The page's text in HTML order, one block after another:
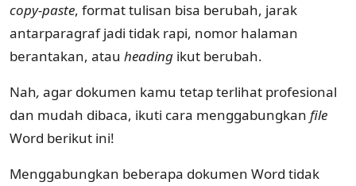
copy-paste, format tulisan bisa berubah, jarak
antarparagraf jadi tidak rapi, nomor halaman
berantakan, atau heading ikut berubah.
Nah, agar dokumen kamu tetap terlihat profesional
dan mudah dibaca, ikuti cara menggabungkan file
Word berikut ini!
Menggabungkan beberapa dokumen Word tidak